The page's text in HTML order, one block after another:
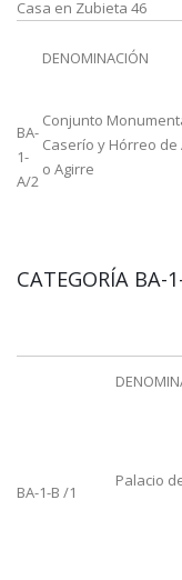
Casa en Zubieta 46
DENOMINACIÓN
BA-
1-
A/2
Conjunto
Caserío y Hórreo de
o Agirre
CATEGORÍA BA-
BA-1-B /1
Palacio